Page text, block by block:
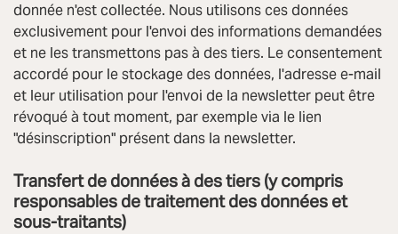
donnée n'est collectée. Nous utilisons ces données
exclusivement pour l'envoi des informations demandées
et ne les transmettons pas à des tiers. Le consentement
accordé pour le stockage des données, l'adresse e-mail
et leur utilisation pour l'envoi de la newsletter peut être
révoqué à tout moment, par exemple via le lien
"désinscription" présent dans la newsletter.
Transfert de données à des tiers (y compris
responsables de traitement des données et
sous-traitants)